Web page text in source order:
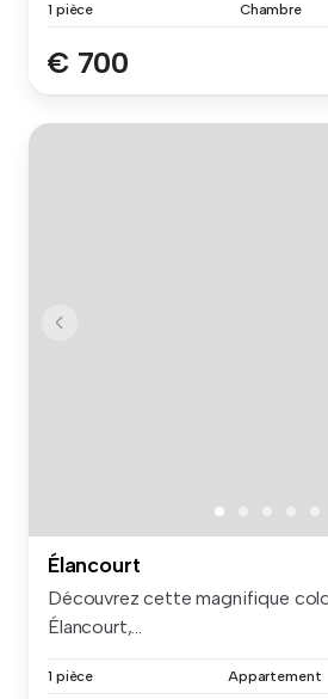
1 pièce Chambre
€ 700
Élancourt
Découvrez cette magnifique
Élancourt,...
1 pièce Appartement